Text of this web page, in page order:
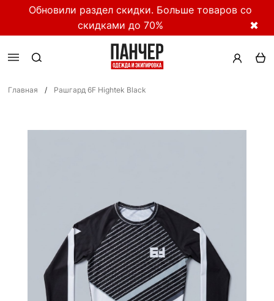
Обновили раздел скидки. Больше товаров со
скидками до 70%
✖
Главная / Рашгард 6F Hightek Black